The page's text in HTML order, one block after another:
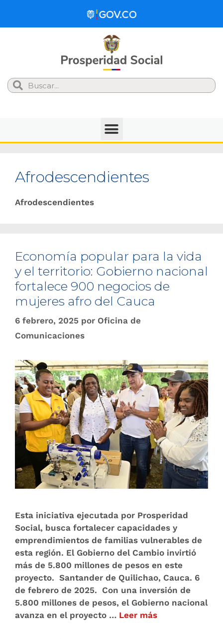
Search
Afrodescendientes
Afrodescendientes
Economía popular para la vida
y el territorio: Gobierno nacional
fortalece 900 negocios de
mujeres afro del Cauca
6 febrero, 2025 por Oficina de
Comunicaciones
Esta iniciativa ejecutada por Prosperidad
Social, busca fortalecer capacidades y
emprendimientos de familias vulnerables de
esta región. El Gobierno del Cambio invirtió
más de 5.800 millones de pesos en este
proyecto. Santander de Quilichao, Cauca. 6
de febrero de 2025. Con una inversión de
5.800 millones de pesos, el Gobierno nacional
avanza en el proyecto … Leer más